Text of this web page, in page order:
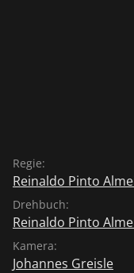
Regie:
Reinaldo Pinto
Drehbuch:
Reinaldo Pinto
Kamera:
Johannes Greisle